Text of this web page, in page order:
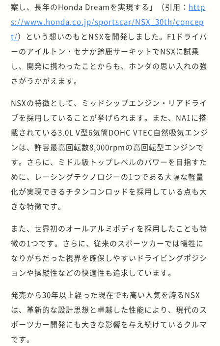
案し、長年のHonda Dreamを実現する」（引用： http
s://www.honda.co.jp/sportscar/NSX_30th/concep
t/）という想いのもとNSXを開発しました。F1ドライバ
ーのアイルトン・セナが鈴鹿サーキットでNSXに試乗
し、開発に携わったことからも、ホンダの思い入れの強
さがうかがえます。
NSXの特徴として、ミッドシップエンジン・リアドライ
ブを採用していることが挙げられます。また、NA1に搭
載されている3.0L V型6気筒DOHC VTEC自然吸気エンジ
ンは、許容最高回転数8,000rpmの高回転型エンジンで
す。さらに、ミドル級トップレベルのパワーを目指すた
めに、レーシングテクノロジーの1つである大幅な軽量
化が実現できるチタンコンロッドを採用している点も大
きな特徴です。
また、世界初のオールアルミボディを採用したことも特
徴の1つです。さらに、従来のスポーツカーでは犠牲に
なりがちだった視界を確保しやすいドライビングポジシ
ョンや操縦性などの快適性も追求しています。
発売から30年以上経った現在でも高い人気を誇るNSX
は、革新的な設計思想と卓越した性能により、現代のス
ポーツカー開発にも大きな影響を与え続けているクルマ
です。